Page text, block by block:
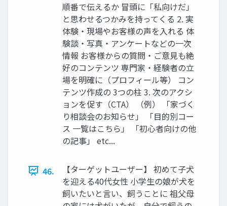
順番で伝えるか 冒頭に「私向けだ」
と思わせるつかみを持ってくる 2. 実
体験・現場やお客様の声を入れる 体
験談・写真・アンケートなどの一次
情報 お客様からの質問・ご意見も絶
好のコンテンツ 専門家・経験者の立
場を明確に（プロフィール等） コン
テンツ作成の 3つの柱 3. 次のアクシ
ョンを促す（CTA） （例） 「家づく
り相談会のお知らせ」 「目的別コー
ス 一覧はこちら」 「初心者向けの他
の記事」 etc...
46.
【ターゲットユーザー】 初めて子犬
を迎える40代女性 小学生の娘が犬を
飼いたいと言い、飼うことに 祖父母